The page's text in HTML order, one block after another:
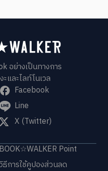
อย่างเป็นทางการ
และไลท์โนเวล
Facebook
Line
X (Twitter)
BOOK☆WALKER Point
ธีการใช้คูปองส่วนลด